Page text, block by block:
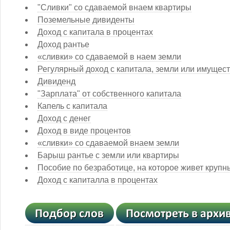
"Сливки" со сдаваемой внаем квартиры
Поземельные дивиденты
Доход с капитала в процентах
Доход рантье
«сливки» со сдаваемой в наем земли
Регулярный доход с капитала, земли или
Дивиденд
"Зарплата" от собственного капитала
Капель с капитала
Доход с денег
Доход в виде процентов
«сливки» со сдаваемой внаем земли
Барыш рантье с земли или квартиры
Пособие по безработице, на которое живет
Доход с капиталла в процентах